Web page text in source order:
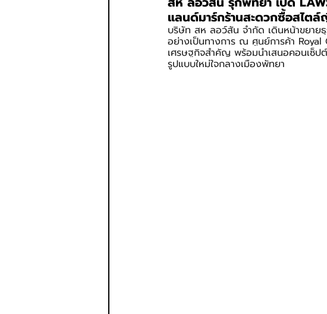
SPOTLIGHT TRY
แลนด์มาร์กร้านสะดวกซื้อสไตล์
บริษัท สห ลอว์สัน จำกัด เดินหน้าขยาย
อย่างเป็นทางการ ณ ศูนย์การค้า
เศรษฐกิจสำคัญ พร้อมนำเสนอคอนเซ็ป
รูปแบบใหม่ใจกลางเมืองพัทยา